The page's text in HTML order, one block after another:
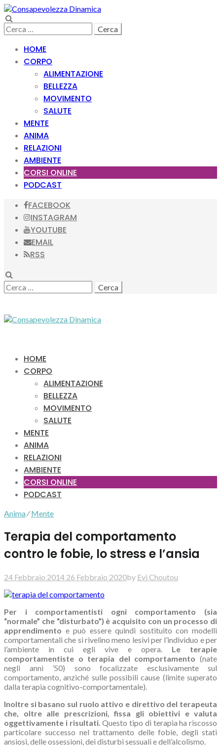
Skip
to
navigation
Skip
to
content
Ricerca
per:
HOME
CORPO
ALIMENTAZIONE
BELLEZZA
MOVIMENTO
SALUTE
MENTE
ANIMA
RELAZIONI
AMBIENTE
CORSI ONLINE
PODCAST
FACEBOOK
INSTAGRAM
YOUTUBE
EMAIL
RSS
RICERCA
HOME
CORPO
ALIMENTAZIONE
BELLEZZA
MOVIMENTO
SALUTE
MENTE
ANIMA
RELAZIONI
AMBIENTE
CORSI ONLINE
PODCAST
Anima⁄Mente
Terapia del comportamento
contro le fobie, lo stress e l’ansia
24 Febbraio 2014 26 Febbraio 2020by Evi Choutou
Per i comportamentisti ogni comportamento (sia
“normale” che “disturbato”) è acquisito con un processo di
apprendimento e può essere quindi sostituito con modelli
comportamentali che si rivelino meno lesivi per l’individuo e per
l’ambiente in cui egli vive e opera. Le terapie
comportamentiste o terapia del comportamento (nate
negli anni ’50) sono focalizzate esclusivamente sul
comportamento, anziché sulle possibili cause (limite superato
dalla terapia cognitivo-comportamentale).
Inoltre si basano sul ruolo attivo e direttivo del terapeuta
che, oltre alle prescrizioni, fissa gli obiettivi e valuta
oggettivamente i risultati. Questo tipo di terapia ha riscosso
particolare successo nel trattamento delle fobie, degli stati
ansiosi, delle ossessioni, dei disturbi sessuali e dell’alcolismo.